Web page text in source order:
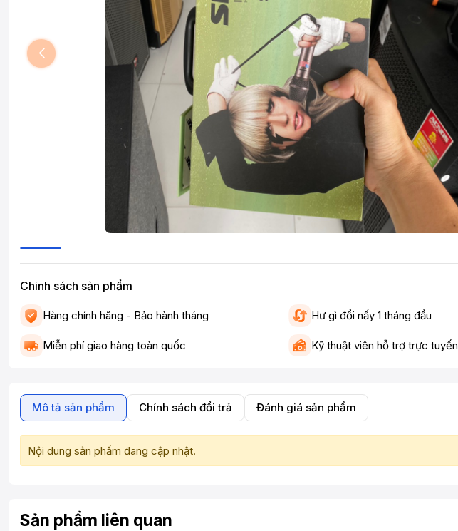
Chinh sách sản phẩm
Hàng chính hãng - Bảo hành tháng Hư gì đổi nấy 1 tháng đầu
Miễn phí giao hàng toàn quốc Kỹ thuật viên hỗ trợ trực tuyến
Mô tả sản phẩm Chính sách đổi trả Đánh giá sản phẩm
Nội dung sản phẩm đang cập nhật.
Sản phẩm liên quan